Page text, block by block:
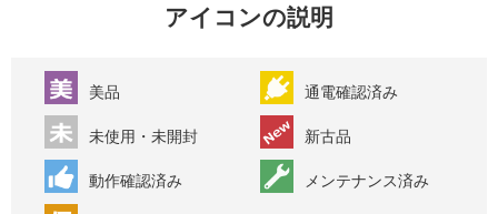
アイコンの説明
美品 通電確認済み
未使用・未開封 新古品
動作確認済み メンテナンス済み